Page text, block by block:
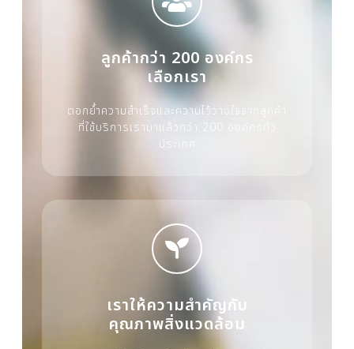
ลูกค้ากว่า 200 องค์กร
เลือกเรา
ตอกย้ำความสำเร็จและความไว้วางใจจากลูกค้า
ที่ใช้บริการเรามาแล้วกว่า 200 องค์กรทั่ว
ประเทศ
เราให้ความสำคัญกับ
คุณภาพสิ่งแวดล้อม